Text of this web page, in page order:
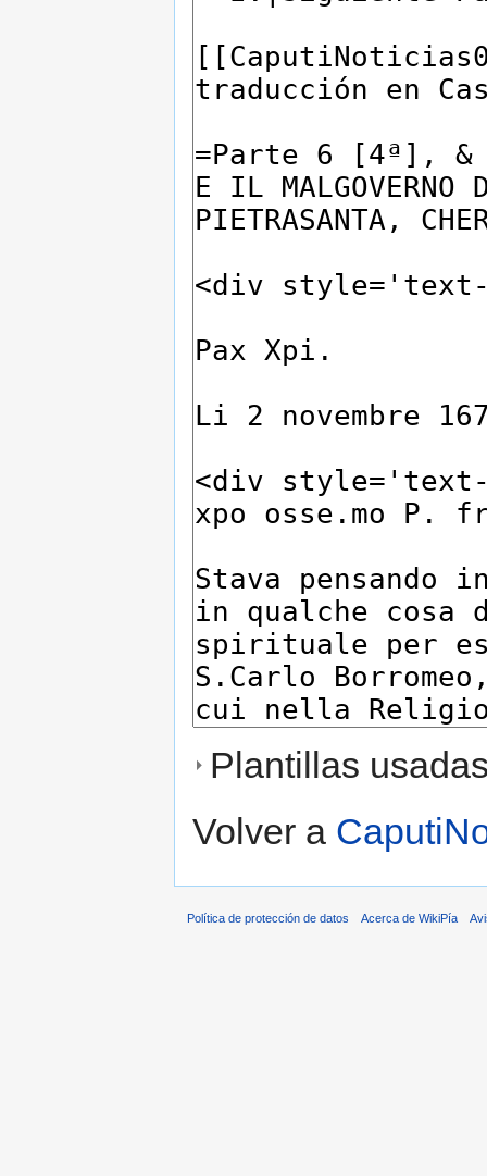
Plantillas
Volver a
Política de protección de datos Acerca de WikiPía